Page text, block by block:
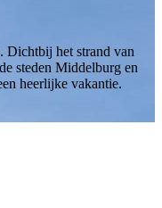
Dichtbij het strand van
steden Middelburg en
heerlijke vakantie.